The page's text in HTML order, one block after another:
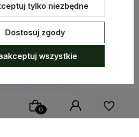
Szablon Shoper Modern 3.0™
GrowCommerce
tylko niezbędne
Dostosuj zgody
wszystkie